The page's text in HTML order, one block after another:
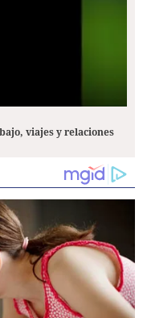
viajes y relaciones